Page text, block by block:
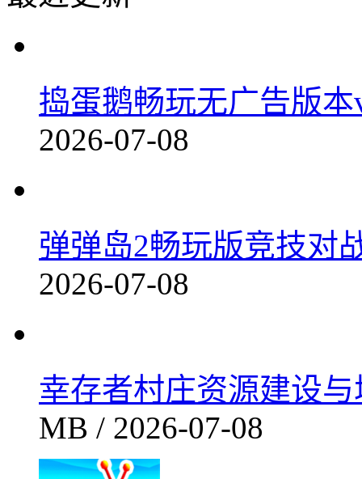
我的安吉拉2全资源解锁版
极速飞车无限金币赛道竞速
重返深渊无限资源畅玩版
特种部队小组2免费枪战对决内置功能解锁
最近更新
捣蛋鹅畅玩无广告版
弹弹岛2畅玩版竞技对